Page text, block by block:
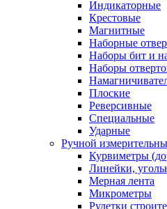
Индикаторные
Крестовые
Магнитные
Наборные
Наборы бит и
Наборы
Плоские
Реверсивные
Специальные
Ударные
Ручной
Курвиметры
Линейки,
Мерная лента
Микрометры
Рулетки